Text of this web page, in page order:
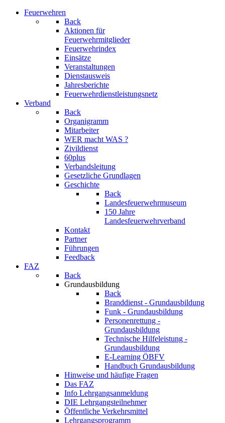
Feuerwehren
Back
Aktionen für
Feuerwehrmitglieder
Feuerwehrindex
Einsätze
Veranstaltungen
Dienstausweis
Jahresberichte
Feuerwehrdienstleistungsnetz
Verband
Back
Organigramm
Mitarbeiter
WER macht WAS ?
Zivildienst
60plus
Verbandsleitung
Gesetzliche Grundlagen
Geschichte
Back
Landesfeuerwehrmuseum
150 Jahre
Landesfeuerwehrverband
Kontakt
Partner
Führungen
Feedback
FAZ
Back
Grundausbildung
Back
Branddienst - Grundausbildung
Funk - Grundausbildung
Personenrettung -
Grundausbildung
Technische Hilfeleistung -
Grundausbildung
E-Learning ÖBFV
Handbuch Grundausbildung
Hinweise und häufige Fragen
Das FAZ
Info Lehrgangsanmeldung
DIE Lehrgangsteilnehmer
Öffentliche Verkehrsmittel
Lehrgangsprogramm